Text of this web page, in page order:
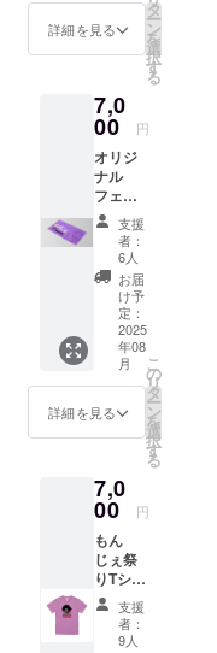
て１-２
㎝前後
袖丈20/
丸胴仕
様 ・
Lsize/身
幅55/肩
幅50/袖
丈22/丸
胴仕様
・
XLsize/
身丈77/
身幅58/
肩幅54/
袖丈24/
丸胴仕
様 ※商
品生地
の特性
によっ
て１-２
㎝前後
詳細を見る
タ
ー
ン
を
選
択
す
る
7,0
00 円
オリジ
ナル
フェス
タオル
紫 ミン
トグ
リーン
（クラ
ウド
ファン
ディン
グ限定
色） タ
オルサ
イズ表
横幅84/
※商品生
地の特
性に
よって
１-２㎝
前後の
誤差が
生じま
支援
者：
6人
お届
け予
定：
2025
年08
月
詳細を見る
こ
の
リ
タ
ー
ン
を
選
択
す
る
7,0
00 円
もん
じぇ祭
りTシャ
ツクラ
ウド
ファン
支援
者：
9人